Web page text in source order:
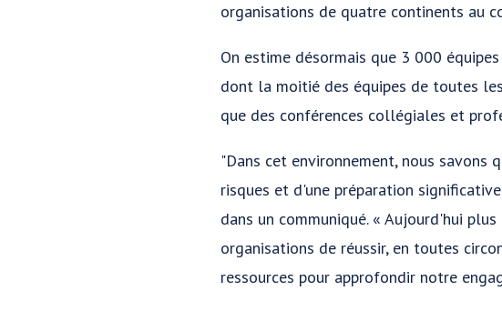
organisations de quatre continents au
On estime désormais que 3 000
dont la moitié des équipes de toutes
que des conférences collégiales et
"Dans cet environnement, nous
risques et d'une préparation
dans un communiqué. « Aujourd'hui
organisations de réussir, en toutes
ressources pour approfondir notre